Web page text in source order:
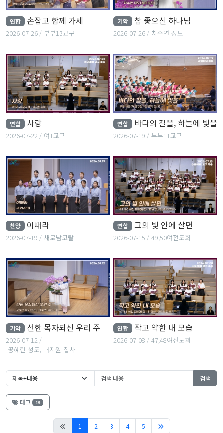
연합 손잡고 함께 가세
2026-07-26 부부13교구
기악 참 좋으신 하나님
2026-07-26 차수연 성도
연합 사랑
2026-07-22 여1교구
연합 바다의 길을, 하늘에 빛을
2026-07-19 부부11교구
찬양 이때라
2026-07-19 새로남코랄
연합 그의 빛 안에 살면
2026-07-15 49,50여전도회
기악 선한 목자되신 우리 주
2026-07-12
공혜린 성도, 배지원 집사
연합 작고 약한 내 모습
2026-07-08 47,48여전도회
검색
태그 19
1 (current)
2 3 4 5